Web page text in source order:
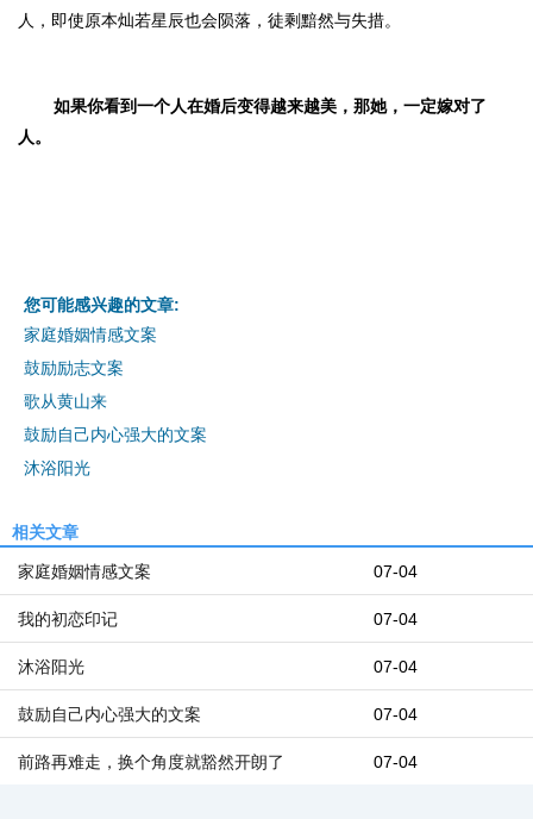
人，即使原本灿若星辰也会陨落，徒剩黯然与失措。
如果你看到一个人在婚后变得越来越美，那她，一定嫁对了
人。
您可能感兴趣的文章:
家庭婚姻情感文案
鼓励励志文案
歌从黄山来
鼓励自己内心强大的文案
沐浴阳光
相关文章
07-04
家庭婚姻情感文案
07-04
我的初恋印记
07-04
沐浴阳光
07-04
鼓励自己内心强大的文案
07-04
前路再难走，换个角度就豁然开朗了